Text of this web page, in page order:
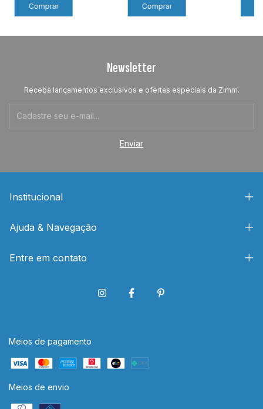
Newsletter
Receba lançamentos exclusivos e ofertas especiais da Zimm.
Institucional
Ajuda & Navegação
Entre em contato
Meios de pagamento
Meios de envio